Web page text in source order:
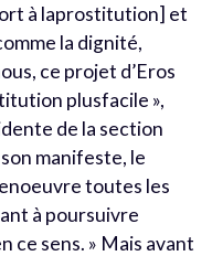
à laprostitution] et
la dignité,
ce projet d’Eros
plusfacile »,
de la section
manifeste, le
toutes les
à poursuivre
sens. » Mais avant